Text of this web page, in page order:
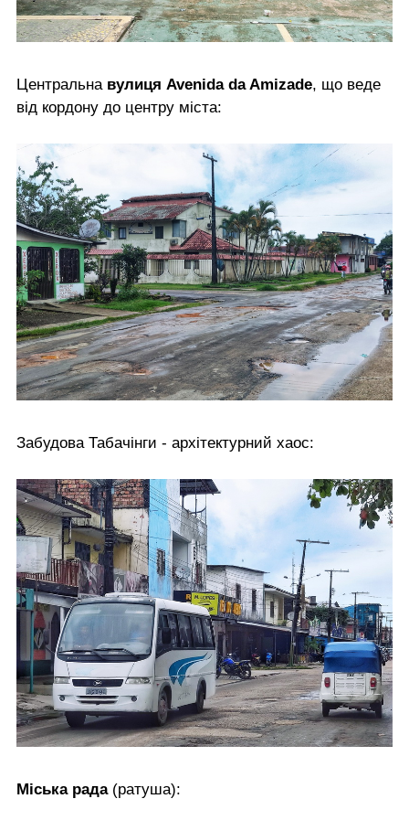
Центральна вулиця Avenida da Amizade, що веде
від кордону до центру міста:
Забудова Табачінги - архітектурний хаос:
Міська рада(ратуша):